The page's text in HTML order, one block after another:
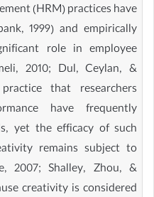
(HRM) practices have
1999) and empirically
role in employee
2010; Dul, Ceylan, &
that researchers
have frequently
yet the efficacy of such
remains subject to
2007; Shalley, Zhou, &
creativity is considered